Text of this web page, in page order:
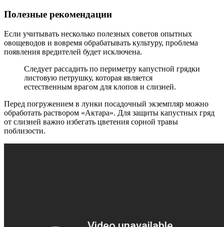
Полезные рекомендации
Если учитывать несколько полезных советов опытных
овощеводов и вовремя обрабатывать культуру, проблема
появления вредителей будет исключена.
Следует рассадить по периметру капустной грядки
листовую петрушку, которая является
естественным врагом для клопов и слизней.
Перед погружением в лунки посадочный экземпляр можно
обработать раствором «Актара». Для защиты капустных гряд
от слизней важно избегать цветения сорной травы
поблизости.